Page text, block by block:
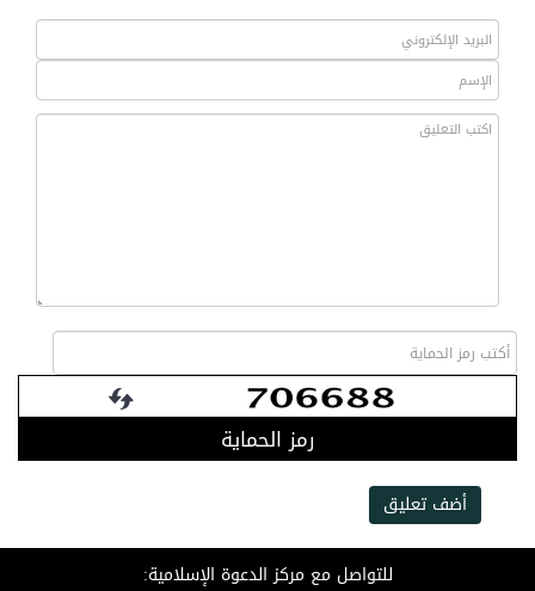
رمز الحماية
أضف تعليق
للتواصل مع مركز الدعوة الإسلامية: